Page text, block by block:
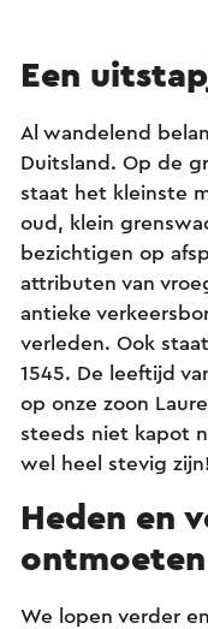
Een
Al wandelend
Duitsland. Op de
staat het kleinste
oud, klein
bezichtigen op
attributen van
antieke
verleden. Ook
1545. De leeftijd
op onze zoon
steeds niet kapot
wel heel stevig
Heden en
We lopen verder